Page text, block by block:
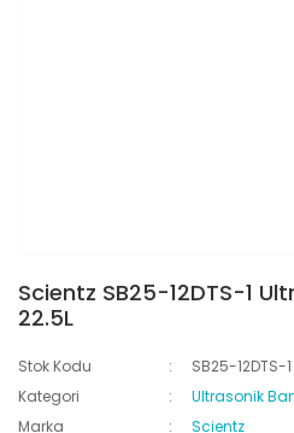
Scientz SB25-12DTS-1
22.5L
Stok Kodu
SB25-12DTS-1
Kategori
Ultrasonik
Marka
Scientz